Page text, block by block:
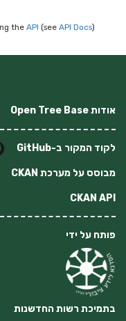
the API (see API Docs).
אודות Open Tree Base
לקוד המקור ב-GitHub
מבוסס על מערכת CKAN
CKAN API
פותח על ידי
בתמיכת רשות החדשנות